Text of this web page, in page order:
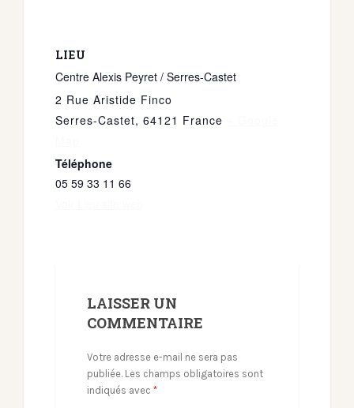
LIEU
Centre Alexis Peyret / Serres-Castet
2 Rue Aristide Finco
Serres-Castet, 64121 France
Téléphone
05 59 33 11 66
LAISSER UN
COMMENTAIRE
Votre adresse e-mail ne sera pas
publiée. Les champs obligatoires sont
indiqués avec *